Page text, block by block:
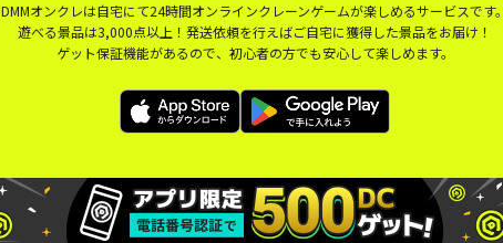
DMMオンクレは自宅にて24時間オンラインクレーンゲームが楽しめるサービスです
遊べる景品は3,000点以上！発送依頼を行えばご自宅に獲得した景品をお届け！
ゲット保証機能があるので、初心者の方でも安心して楽しめます。